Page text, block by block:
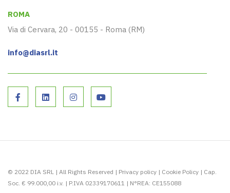
ROMA
Via di Cervara, 20 - 00155 - Roma (RM)
info@diasrl.it
© 2022 DIA SRL | All Rights Reserved | Privacy policy | Cookie Policy | Cap.
Soc. € 99.000,00 i.v. | P.IVA 02339170611 | N°REA: CE155088